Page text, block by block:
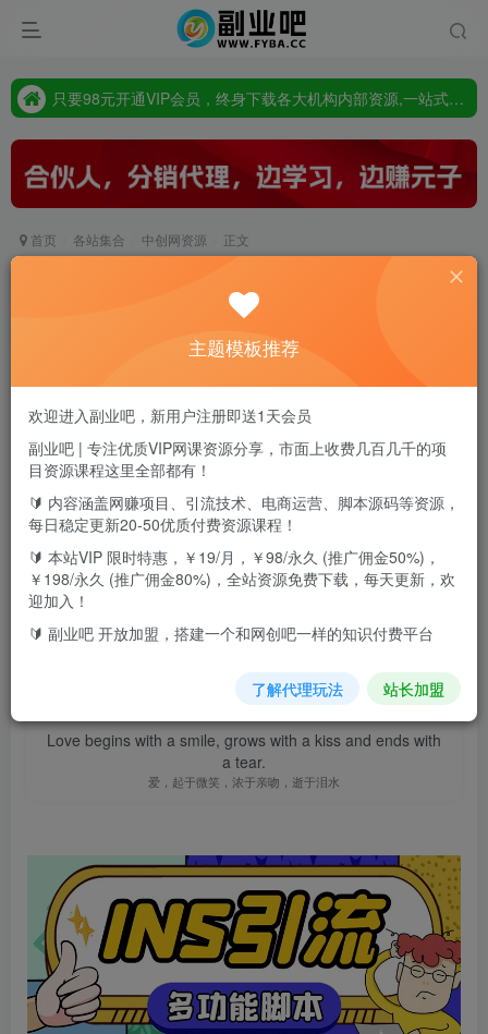
只要98元开通VIP会员，终身下载各大机构内部资源,一站式草根创业基地,最新最强网赚教程大全，小投入，大回报!
只要98元开通VIP会员，终身下载各大机构内部资源,一站式草根创业基地,最新最强网赚教程大全，小投入，大回报!
首页 各站集合 中创网资源 正文
（5341期）【引流必备】国外instagram平台多功
能引流 解封双手自动引流【脚本+教程】
此内容为付费资源，请付费后查看
F币 9.9
高级代理免费 顶级代理免费
立即购买
您当前未登录！建议登陆后购买，可保存购买订单
付费资源
Love begins with a smile, grows with a kiss and ends with
a tear.
爱，起于微笑，浓于亲吻，逝于泪水
主题模板推荐
欢迎进入副业吧，新用户注册即送1天会员
副业吧 | 专注优质VIP网课资源分享，市面上收费几百几千的项
目资源课程这里全部都有！
🔰 内容涵盖网赚项目、引流技术、电商运营、脚本源码等资源，
每日稳定更新20-50优质付费资源课程！
🔰 本站VIP 限时特惠，￥19/月，￥98/永久 (推广佣金50%)，
￥198/永久 (推广佣金80%)，全站资源免费下载，每天更新，欢
迎加入！
🔰 副业吧 开放加盟，搭建一个和网创吧一样的知识付费平台
了解代理玩法 站长加盟